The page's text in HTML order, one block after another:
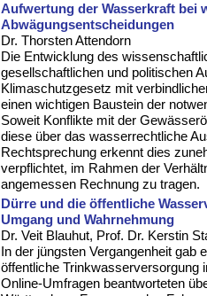
Aufwertung der Wasserkraft bei
Abwägungsentscheidungen
Dr. Thorsten Attendorn
Die Entwicklung des
gesellschaftlichen und politischen
Klimaschutzgesetz mit
einen wichtigen Baustein der
Soweit Konflikte mit der
diese über das wasserrechtliche
Rechtsprechung erkennt dies
verpflichtet, im Rahmen der
angemessen Rechnung zu tragen.
Dürre und die öffentliche
Umgang und Wahrnehmung
Dr. Veit Blauhut, Prof. Dr. Kerstin
In der jüngsten Vergangenheit gab
öffentliche Trinkwasserversorgung
Online-Umfragen beantworteten